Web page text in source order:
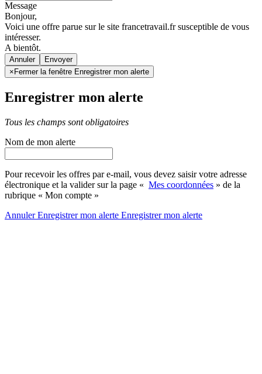
Message
Bonjour,
Voici une offre parue sur le site francetravail.fr susceptible de vous
intéresser.
A bientôt.
Annuler
× Fermer la fenêtre Enregistrer mon alerte
Enregistrer mon alerte
Tous les champs sont obligatoires
Nom de mon alerte
Pour recevoir les offres par e-mail, vous devez saisir votre adresse
électronique et la valider sur la page « Mes coordonnées » de la
rubrique « Mon compte »
AnnulerEnregistrer mon alerte Enregistrermon alerte